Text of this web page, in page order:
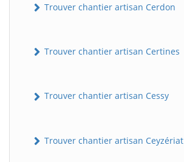
Trouver chantier artisan Cerdon
Trouver chantier artisan Certines
Trouver chantier artisan Cessy
Trouver chantier artisan Ceyzériat